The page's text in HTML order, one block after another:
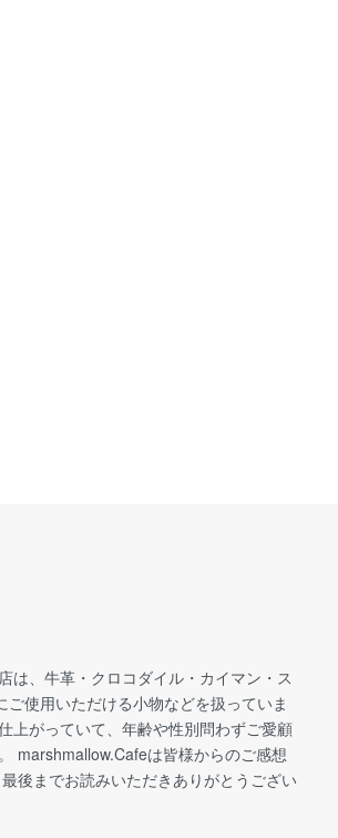
は、牛革・クロコダイル・カイマン・ス
使用いただける小物などを扱っていま
上がっていて、年齢や性別問わずご愛顧
marshmallow.Cafeは皆様からのご感想
後までお読みいただきありがとうござい